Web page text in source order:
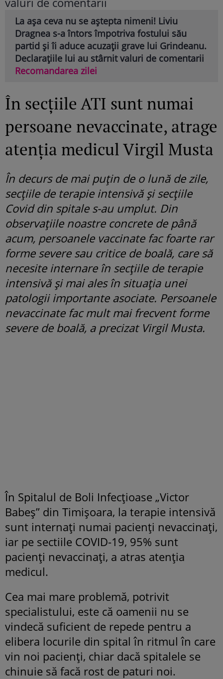
La așa ceva nu se aștepta nimeni! Liviu
Dragnea s-a întors împotriva fostului său
partid și îi aduce acuzații grave lui Grindeanu.
Declarațiile lui au stârnit valuri de comentarii
Recomandarea zilei
În secțiile ATI sunt numai
persoane nevaccinate, atrage
atenția medicul Virgil Musta
În decurs de mai puţin de o lună de zile,
secţiile de terapie intensivă şi secţiile
Covid din spitale s-au umplut. Din
observaţiile noastre concrete de până
acum, persoanele vaccinate fac foarte rar
forme severe sau critice de boală, care să
necesite internare în secţiile de terapie
intensivă şi mai ales în situaţia unei
patologii importante asociate. Persoanele
nevaccinate fac mult mai frecvent forme
severe de boală, a precizat Virgil Musta.
În Spitalul de Boli Infecţioase „Victor
Babeş” din Timişoara, la terapie intensivă
sunt internaţi numai pacienţi nevaccinaţi,
iar pe sectiile COVID-19, 95% sunt
pacienţi nevaccinaţi, a atras atenția
medicul.
Cea mai mare problemă, potrivit
specialistului, este că oamenii nu se
vindecă suficient de repede pentru a
elibera locurile din spital în ritmul în care
vin noi pacienţi, chiar dacă spitalele se
chinuie să facă rost de paturi noi.